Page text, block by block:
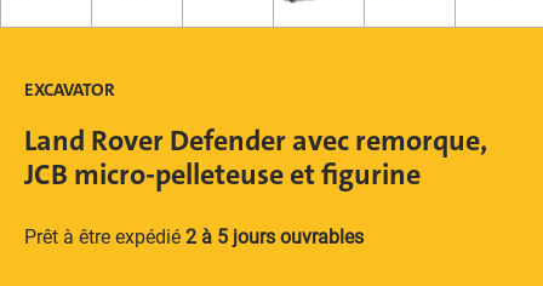
EXCAVATOR
Land Rover Defender avec remorque,
JCB micro-pelleteuse et figurine
Prêt à être expédié 2 à 5 jours ouvrables